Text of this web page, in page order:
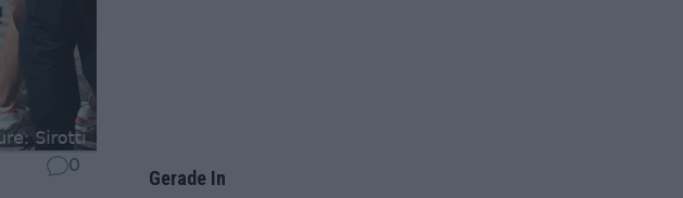
0
Gerade In